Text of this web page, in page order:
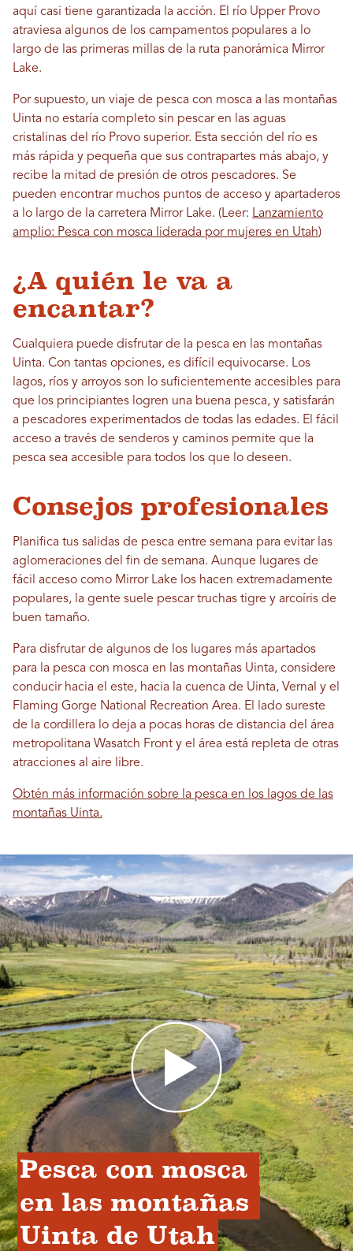
aquí casi tiene garantizada la acción. El río Upper Provo
atraviesa algunos de los campamentos populares a lo
largo de las primeras millas de la ruta panorámica Mirror
Lake.
Por supuesto, un viaje de pesca con mosca a las montañas
Uinta no estaría completo sin pescar en las aguas
cristalinas del río Provo superior. Esta sección del río es
más rápida y pequeña que sus contrapartes más abajo, y
recibe la mitad de presión de otros pescadores. Se
pueden encontrar muchos puntos de acceso y apartaderos
a lo largo de la carretera Mirror Lake. (Leer: Lanzamiento
amplio: Pesca con mosca liderada por mujeres en Utah)
¿A quién le va a
encantar?
Cualquiera puede disfrutar de la pesca en las montañas
Uinta. Con tantas opciones, es difícil equivocarse. Los
lagos, ríos y arroyos son lo suficientemente accesibles para
que los principiantes logren una buena pesca, y satisfarán
a pescadores experimentados de todas las edades. El fácil
acceso a través de senderos y caminos permite que la
pesca sea accesible para todos los que lo deseen.
Consejos profesionales
Planifica tus salidas de pesca entre semana para evitar las
aglomeraciones del fin de semana. Aunque lugares de
fácil acceso como Mirror Lake los hacen extremadamente
populares, la gente suele pescar truchas tigre y arcoíris de
buen tamaño.
Para disfrutar de algunos de los lugares más apartados
para la pesca con mosca en las montañas Uinta, considere
conducir hacia el este, hacia la cuenca de Uinta, Vernal y el
Flaming Gorge National Recreation Area. El lado sureste
de la cordillera lo deja a pocas horas de distancia del área
metropolitana Wasatch Front y el área está repleta de otras
atracciones al aire libre.
Obtén más información sobre la pesca en los lagos de las
montañas Uinta.
Pesca con mosca
en las montañas
Uinta de Utah